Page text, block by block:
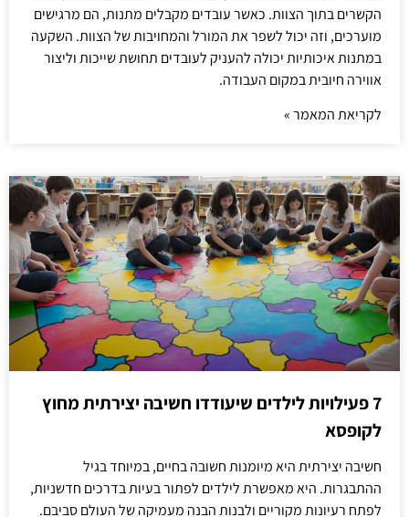
הקשרים בתוך הצוות. כאשר עובדים מקבלים מתנות, הם מרגישים
מוערכים, וזה יכול לשפר את המורל והמחויבות של הצוות. השקעה
במתנות איכותיות יכולה להעניק לעובדים תחושת שייכות וליצור
אווירה חיובית במקום העבודה.
לקריאת המאמר »
7 פעילויות לילדים שיעודדו חשיבה יצירתית מחוץ
לקופסא
חשיבה יצירתית היא מיומנות חשובה בחיים, במיוחד בגיל
ההתבגרות. היא מאפשרת לילדים לפתור בעיות בדרכים חדשניות,
לפתח רעיונות מקוריים ולבנות הבנה מעמיקה של העולם סביבם.